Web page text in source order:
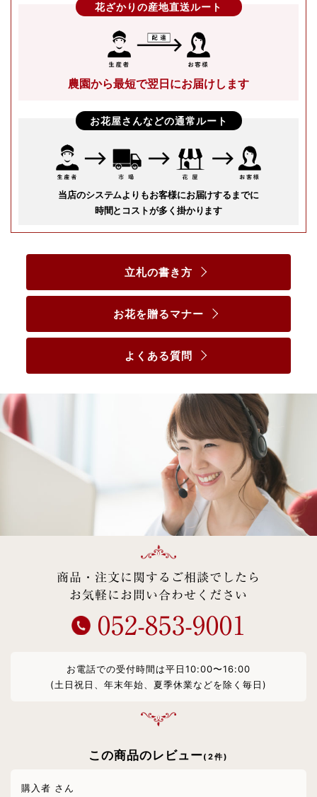
花ざかりの産地直送ルート
農園から最短で翌日にお届けします
お花屋さんなどの通常ルート
当店のシステムよりもお客様にお届けするまでに
時間とコストが多く掛かります
立札の書き方
お花を贈るマナー
よくある質問
商品・注文に関するご相談でしたら
お気軽にお問い合わせください
052-853-9001
お電話での受付時間は平日10:00〜16:00
(土日祝日、年末年始、夏季休業などを除く毎日)
この商品のレビュー(2件)
購入者 さん